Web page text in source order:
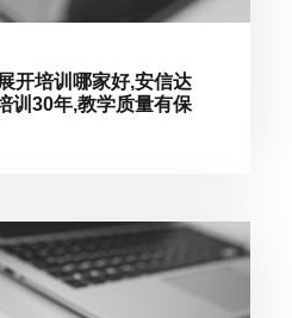
开培训哪家好,安信达
训30年,教学质量有保